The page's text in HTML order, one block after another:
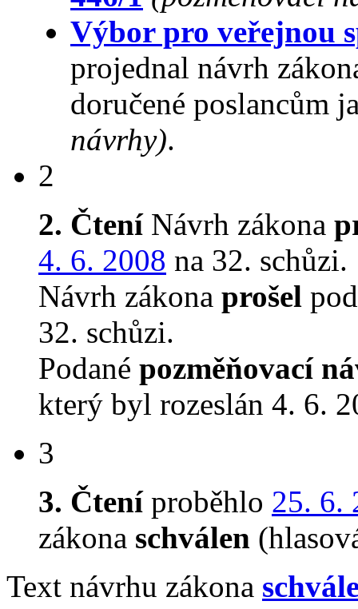
Výbor pro veřejnou
projednal návrh
doručené poslancům
návrhy).
2
2. ČteníNávrh zákona
4. 6. 2008 na 32. schůzi.
Návrh zákona prošel
32. schůzi.
Podané pozměňovací
který byl rozeslán 4. 6.
3
3. Čteníproběhlo 25. 6.
zákona schválen
Text návrhu zákona